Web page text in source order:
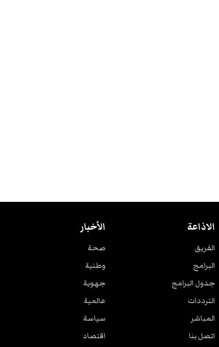
الاذاعة
الفريق
البرامج
جدول البرامج
الترددات
المباشر
اتصل بنا
الأخبار
صحة
وطنية
جهوية
عالمية
سياسة
اقتصاد